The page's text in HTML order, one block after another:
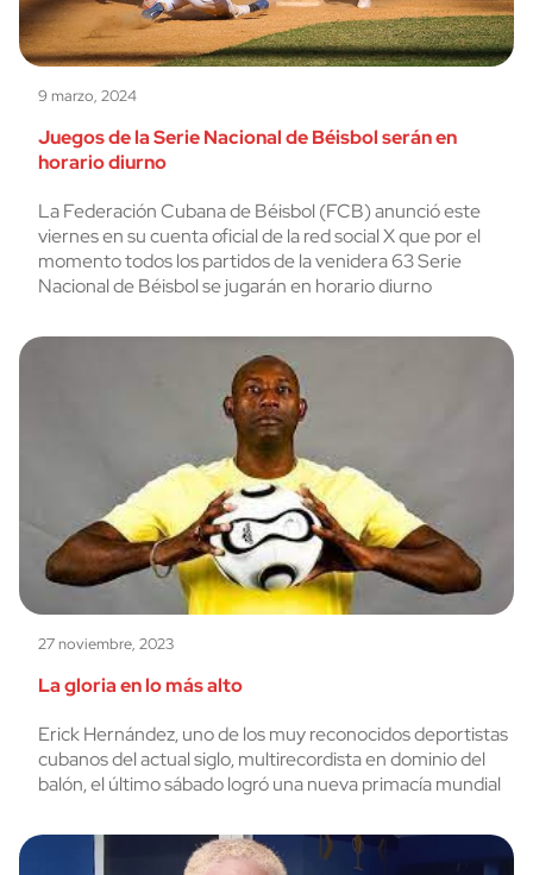
9 marzo, 2024
Juegos de la Serie Nacional de Béisbol serán en
horario diurno
La Federación Cubana de Béisbol (FCB) anunció este
viernes en su cuenta oficial de la red social X que por el
momento todos los partidos de la venidera 63 Serie
Nacional de Béisbol se jugarán en horario diurno
27 noviembre, 2023
La gloria en lo más alto
Erick Hernández, uno de los muy reconocidos deportistas
cubanos del actual siglo, multirecordista en dominio del
balón, el último sábado logró una nueva primacía mundial